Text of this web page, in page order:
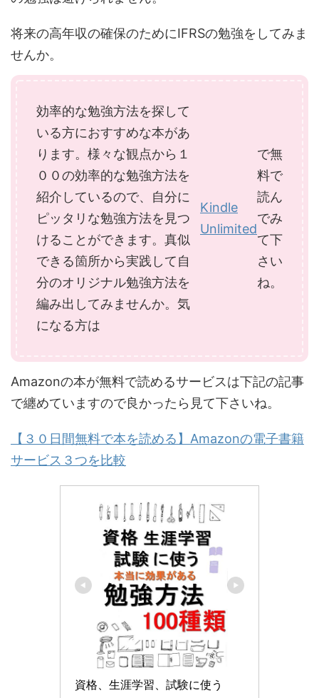
将来の高年収の確保のためにIFRSの勉強をしてみま
せんか。
効率的な勉強方法を探して
いる方におすすめな本があ
ります。様々な観点から１
００の効率的な勉強方法を
紹介しているので、自分に
ピッタリな勉強方法を見つ
けることができます。真似
できる箇所から実践して自
分のオリジナル勉強方法を
編み出してみませんか。気
になる方は
Kindle
Unlimited
で無
料で
読ん
でみ
て下
さい
ね。
Amazonの本が無料で読めるサービスは下記の記事
で纏めていますので良かったら見て下さいね。
【３０日間無料で本を読める】Amazonの電子書籍
サービス３つを比較
資格、生涯学習、試験に使う